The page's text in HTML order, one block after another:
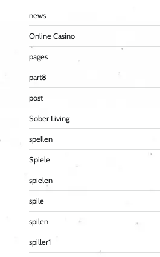
news
Online Casino
pages
part8
post
Sober Living
spellen
Spiele
spielen
spile
spilen
spiller1